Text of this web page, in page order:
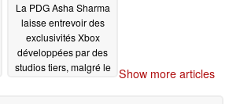
La PDG Asha Sharma
laisse entrevoir des
exclusivités Xbox
développées par des
studios tiers, malgré le
Show more articles